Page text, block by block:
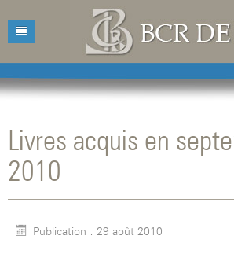
Accueil
Présentation
Horaires d'ouvertures
Mentions légales
Catalogue
Catalogue des livres
Acquisitions
Conférences
Livres acquis en
2010
Publication : 29 août 2010